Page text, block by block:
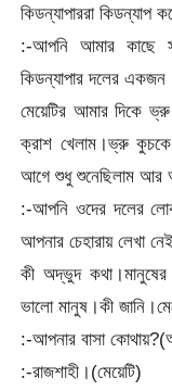
কিডন্যাপাররা কিডন্যাপ
:-আপনি আমার কাছে
কিডন্যাপার দলের
মেয়েটির আমার দিকে
ক্রাশ খেলাম।ভ্রু কুচকে
আগে শুধু শুনেছিলাম আর
:-আপনি ওদের দলের
আপনার চেহারায় লেখা
কী অদ্ভুদ কথা।মানুষের
ভালো মানুষ।কী
:-আপনার বাসা
:-রাজশাহী।(মেয়েটি)